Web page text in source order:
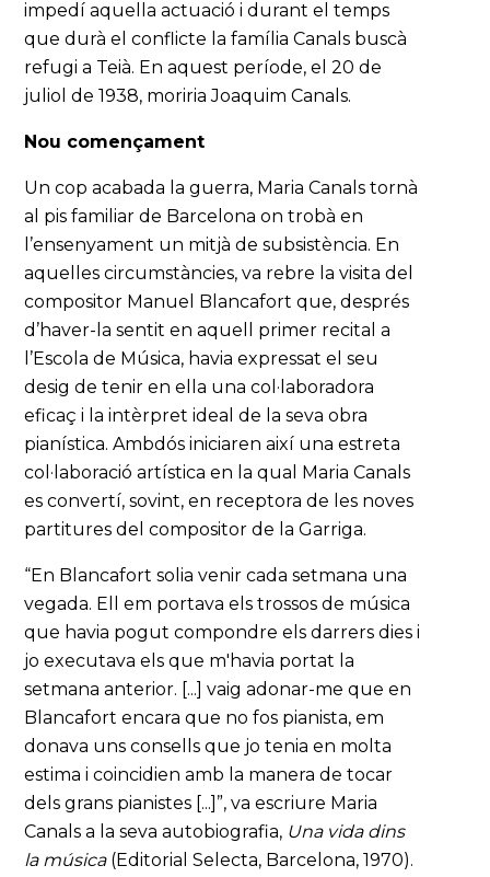
impedí aquella actuació i durant el temps
que durà el conflicte la família Canals buscà
refugi a Teià. En aquest període, el 20 de
juliol de 1938, moriria Joaquim Canals.
Nou començament
Un cop acabada la guerra, Maria Canals tornà
al pis familiar de Barcelona on trobà en
l’ensenyament un mitjà de subsistència. En
aquelles circumstàncies, va rebre la visita del
compositor Manuel Blancafort que, després
d’haver-la sentit en aquell primer recital a
l’Escola de Música, havia expressat el seu
desig de tenir en ella una col·laboradora
eficaç i la intèrpret ideal de la seva obra
pianística. Ambdós iniciaren així una estreta
col·laboració artística en la qual Maria Canals
es convertí, sovint, en receptora de les noves
partitures del compositor de la Garriga.
“En Blancafort solia venir cada setmana una
vegada. Ell em portava els trossos de música
que havia pogut compondre els darrers dies i
jo executava els que m'havia portat la
setmana anterior. [...] vaig adonar-me que en
Blancafort encara que no fos pianista, em
donava uns consells que jo tenia en molta
estima i coincidien amb la manera de tocar
dels grans pianistes [...]”, va escriure Maria
Canals a la seva autobiografia, Una vida dins
la música (Editorial Selecta, Barcelona, 1970).